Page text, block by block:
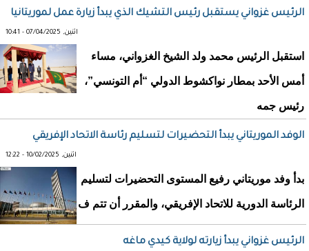
الرئيس غزواني يستقبل رئيس التشيك الذي يبدأ زيارة عمل لموريتانيا
اثنين, 07/04/2025 - 10:41
استقبل الرئيس محمد ولد الشيخ الغزواني، مساء
أمس الأحد بمطار نواكشوط الدولي “أم التونسي”،
رئيس جمه
الوفد الموريتاني يبدأ التحضيرات لتسليم رئاسة الاتحاد الإفريقي
اثنين, 10/02/2025 - 12:22
بدأ وفد موريتاني رفيع المستوى التحضيرات لتسليم
الرئاسة الدورية للاتحاد الإفريقي، والمقرر أن تتم ف
الرئيس غزواني يبدأ زيارته لولاية كيدي ماغه